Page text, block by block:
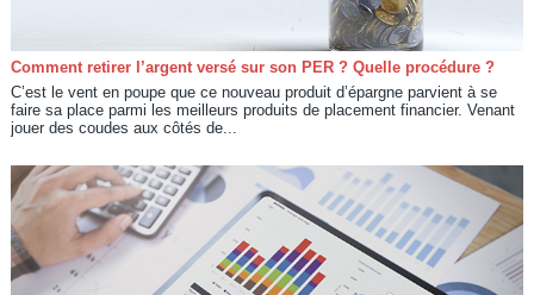
Comment retirer l’argent versé sur son PER ? Quelle procédure ?
C’est le vent en poupe que ce nouveau produit d’épargne parvient à se
faire sa place parmi les meilleurs produits de placement financier. Venant
jouer des coudes aux côtés de...